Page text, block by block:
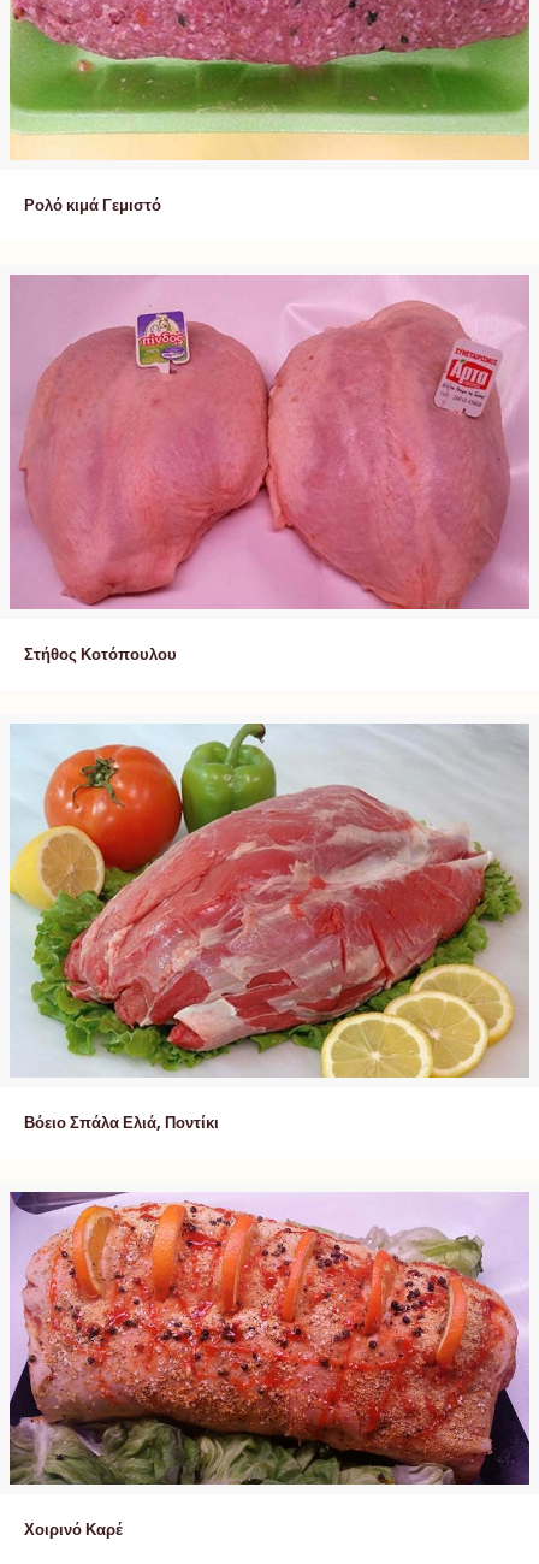
Ρολό κιμά Γεμιστό
Στήθος Κοτόπουλου
Βόειο Σπάλα Ελιά, Ποντίκι
Χοιρινό Καρέ